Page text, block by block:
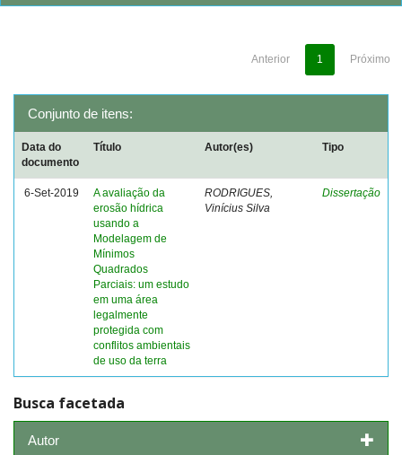
Anterior 1 Próximo
Conjunto de itens:
Data do
documento
Título Autor(es) Tipo
6-Set-2019
A avaliação da
erosão hídrica
usando a
Modelagem de
Mínimos
Quadrados
Parciais: um estudo
em uma área
legalmente
protegida com
conflitos ambientais
de uso da terra
RODRIGUES,
Vinícius Silva
Dissertação
Busca facetada
Autor